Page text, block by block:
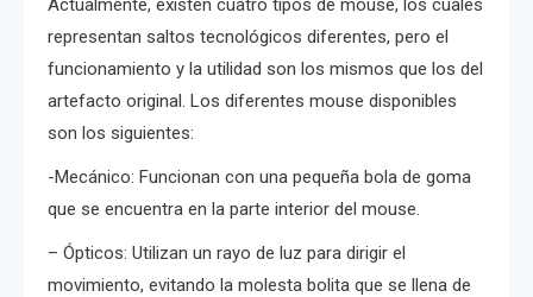
Actualmente, existen cuatro tipos de mouse, los cuales
representan saltos tecnológicos diferentes, pero el
funcionamiento y la utilidad son los mismos que los del
artefacto original. Los diferentes mouse disponibles
son los siguientes:
-Mecánico: Funcionan con una pequeña bola de goma
que se encuentra en la parte interior del mouse.
– Ópticos: Utilizan un rayo de luz para dirigir el
movimiento, evitando la molesta bolita que se llena de